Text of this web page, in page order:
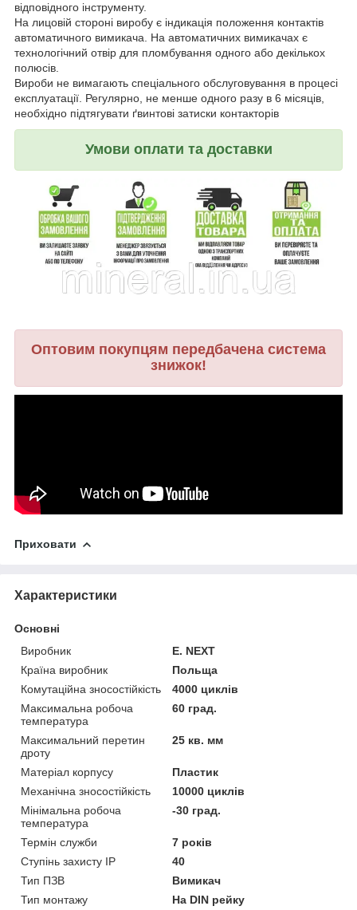
відповідного інструменту.
На лицовій стороні виробу є індикація положення контактів
автоматичного вимикача. На автоматичних вимикачах є
технологічний отвір для пломбування одного або декількох
полюсів.
Вироби не вимагають спеціального обслуговування в процесі
експлуатації. Регулярно, не менше одного разу в 6 місяців,
необхідно підтягувати ґвинтові затиски контакторів
Умови оплати та доставки
Оптовим покупцям передбачена система
знижок!
Приховати
Характеристики
Основні
Виробник
E. NEXT
Країна виробник
Польща
Комутаційна зносостійкість
4000 циклів
Максимальна робоча
температура
60 град.
Максимальний перетин
дроту
25 кв. мм
Матеріал корпусу
Пластик
Механічна зносостійкість
10000 циклів
Мінімальна робоча
температура
-30 град.
Термін служби
7 років
Ступінь захисту IP
40
Тип ПЗВ
Вимикач
Тип монтажу
На DIN рейку